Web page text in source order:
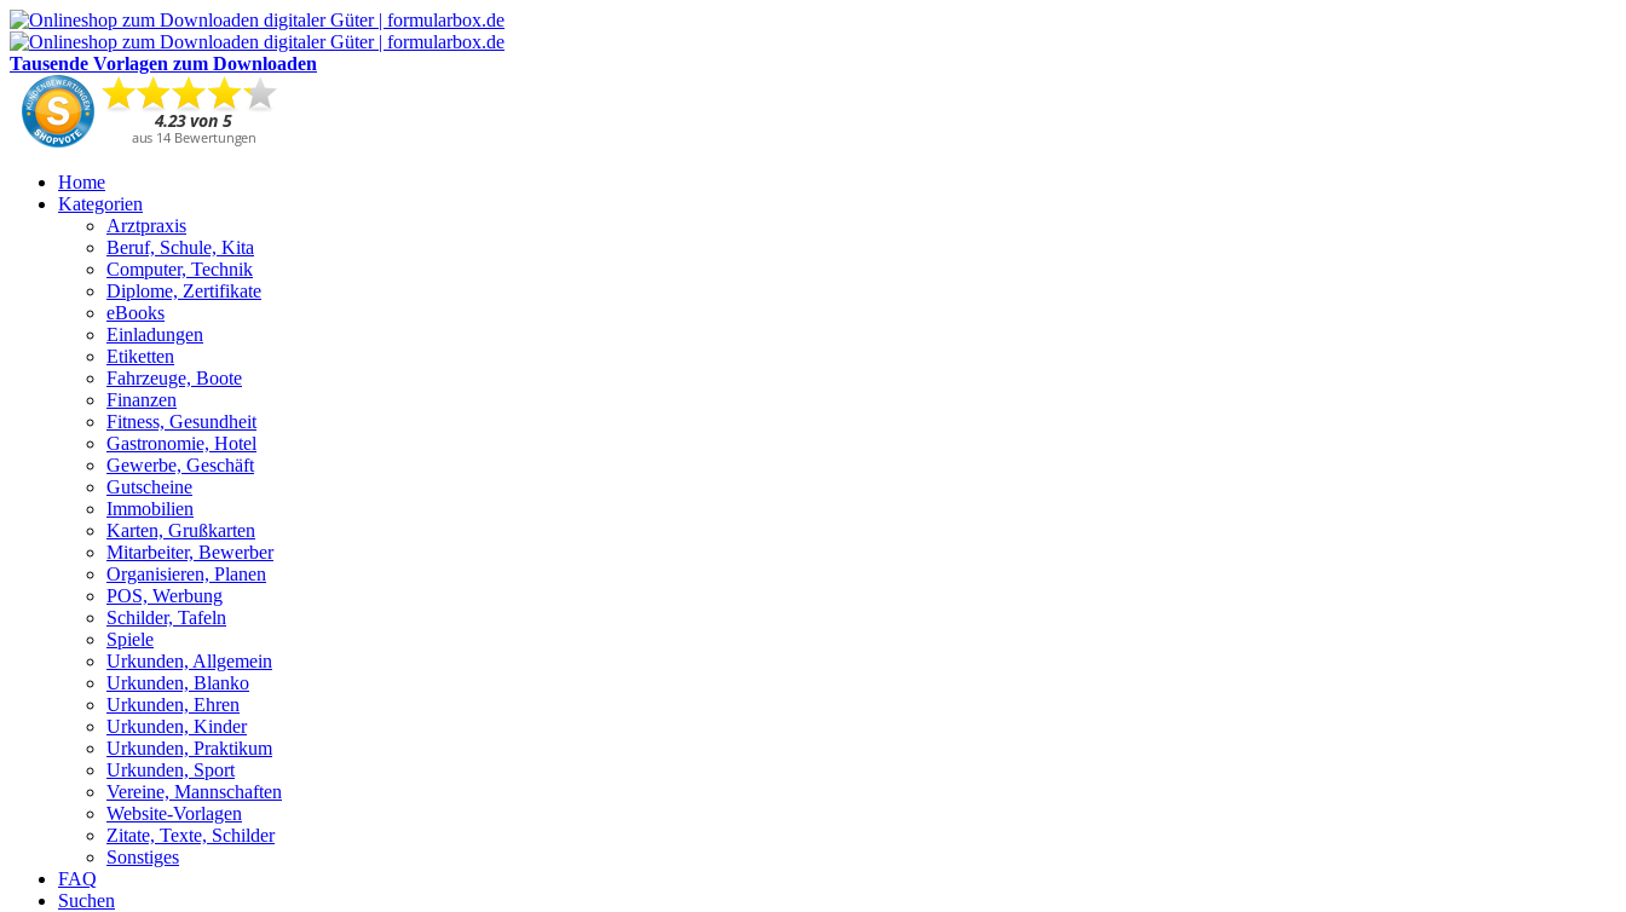
Tausende Vorlagen zum Downloaden
Home
Kategorien
Arztpraxis
Beruf, Schule, Kita
Computer, Technik
Diplome, Zertifikate
eBooks
Einladungen
Etiketten
Fahrzeuge, Boote
Finanzen
Fitness, Gesundheit
Gastronomie, Hotel
Gewerbe, Geschäft
Gutscheine
Immobilien
Karten, Grußkarten
Mitarbeiter, Bewerber
Organisieren, Planen
POS, Werbung
Schilder, Tafeln
Spiele
Urkunden, Allgemein
Urkunden, Blanko
Urkunden, Ehren
Urkunden, Kinder
Urkunden, Praktikum
Urkunden, Sport
Vereine, Mannschaften
Website-Vorlagen
Zitate, Texte, Schilder
Sonstiges
FAQ
Suchen